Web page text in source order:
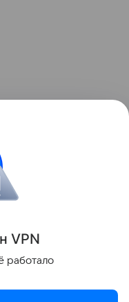
Поделиться
VPN
работало